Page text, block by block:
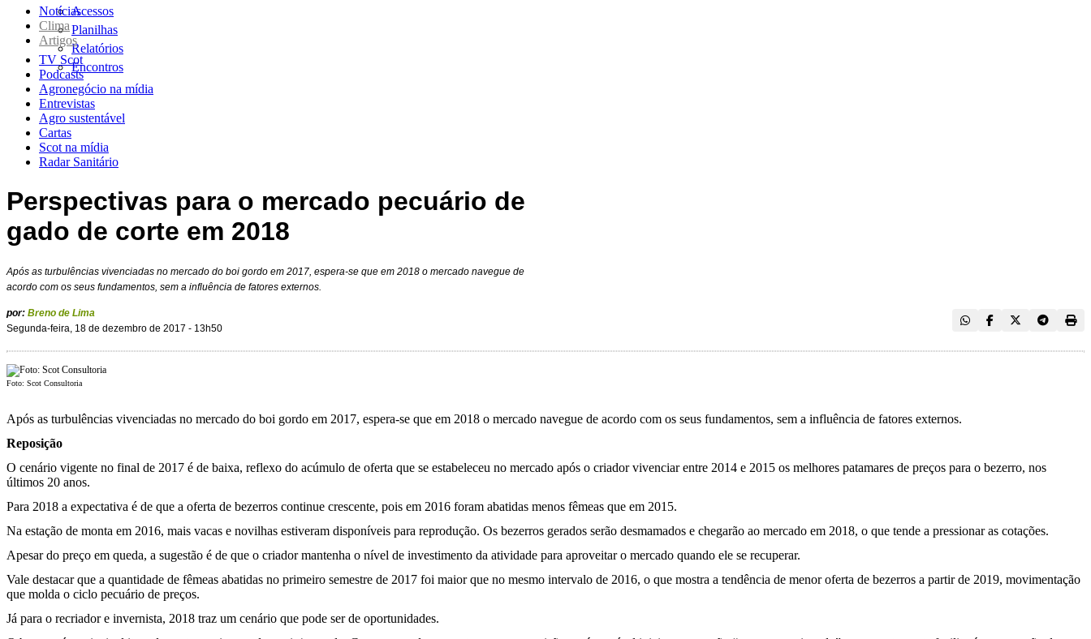
Acessos
Planilhas
Relatórios
Encontros
Notícias
Clima
Artigos
TV Scot
Podcasts
Agronegócio na mídia
Entrevistas
Agro sustentável
Cartas
Scot na mídia
Radar Sanitário
Perspectivas para o mercado pecuário de
gado de corte em 2018
Após as turbulências vivenciadas no mercado do boi gordo em 2017, espera-se que em 2018 o mercado navegue de
acordo com os seus fundamentos, sem a influência de fatores externos.
por: Breno de Lima
Segunda-feira, 18 de dezembro de 2017 - 13h50
Foto: Scot Consultoria
Após as turbulências vivenciadas no mercado do boi gordo em 2017, espera-se que em 2018 o mercado navegue de acordo com os seus fundamentos, sem a influência de fatores externos.
Reposição
O cenário vigente no final de 2017 é de baixa, reflexo do acúmulo de oferta que se estabeleceu no mercado após o criador vivenciar entre 2014 e 2015 os melhores patamares de preços para o bezerro, nos
últimos 20 anos.
Para 2018 a expectativa é de que a oferta de bezerros continue crescente, pois em 2016 foram abatidas menos fêmeas que em 2015.
Na estação de monta em 2016, mais vacas e novilhas estiveram disponíveis para reprodução. Os bezerros gerados serão desmamados e chegarão ao mercado em 2018, o que tende a pressionar as cotações.
Apesar do preço em queda, a sugestão é de que o criador mantenha o nível de investimento da atividade para aproveitar o mercado quando ele se recuperar.
Vale destacar que a quantidade de fêmeas abatidas no primeiro semestre de 2017 foi maior que no mesmo intervalo de 2016, o que mostra a tendência de menor oferta de bezerros a partir de 2019, movimentação
que molda o ciclo pecuário de preços.
Já para o recriador e invernista, 2018 traz um cenário que pode ser de oportunidades.